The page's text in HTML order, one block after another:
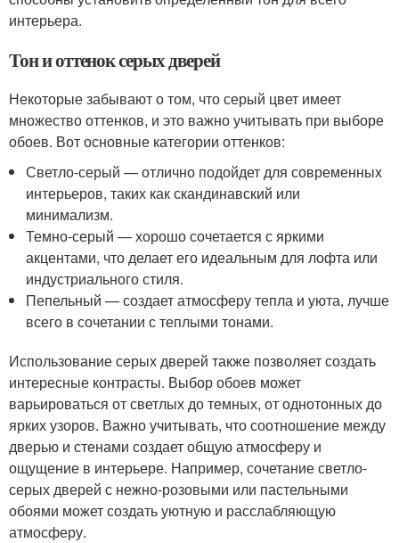
интерьера.
Тон и оттенок серых дверей
Некоторые забывают о том, что серый цвет имеет
множество оттенков, и это важно учитывать при выборе
обоев. Вот основные категории оттенков:
Светло-серый — отлично подойдет для современных
интерьеров, таких как скандинавский или
минимализм.
Темно-серый — хорошо сочетается с яркими
акцентами, что делает его идеальным для лофта или
индустриального стиля.
Пепельный — создает атмосферу тепла и уюта, лучше
всего в сочетании с теплыми тонами.
Использование серых дверей также позволяет создать
интересные контрасты. Выбор обоев может
варьироваться от светлых до темных, от однотонных до
ярких узоров. Важно учитывать, что соотношение между
дверью и стенами создает общую атмосферу и
ощущение в интерьере. Например, сочетание светло-
серых дверей с нежно-розовыми или пастельными
обоями может создать уютную и расслабляющую
атмосферу.